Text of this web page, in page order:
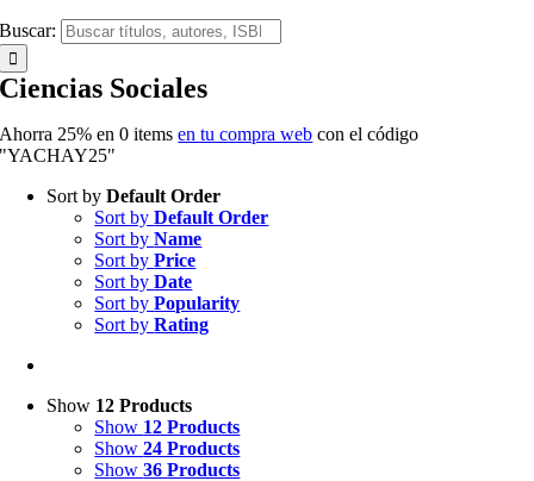
Buscar:
Ciencias Sociales
Ahorra 25% en0 items en tu compra web con el código
"YACHAY25"
Sort byDefault Order
Sort byDefault Order
Sort byName
Sort byPrice
Sort byDate
Sort byPopularity
Sort byRating
Show 12 Products
Show 12 Products
Show24 Products
Show36 Products